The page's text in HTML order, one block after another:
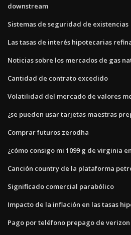
downstream
Sistemas de seguridad de existencias
Las tasas de interés hipotecarias
Noticias sobre los mercados de gas
Cantidad de contrato excedido
Volatilidad del mercado de valores
¿se pueden usar tarjetas maestras
Comprar futuros zerodha
¿cómo consigo mi 1099 g de virginia
Canción country de la plataforma
Significado comercial parabólico
Impacto de la inflación en las tasas
Pago por teléfono prepago de